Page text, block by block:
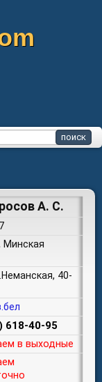
А. С.
Минская
40-
618-40-95
в выходные